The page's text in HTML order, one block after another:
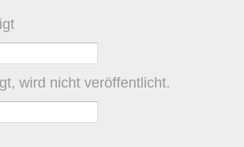
wird nicht veröffentlicht.